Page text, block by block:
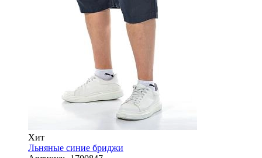
Хит
Льняные синие бриджи